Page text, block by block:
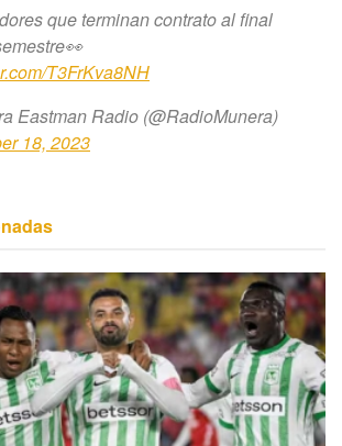
que terminan contrato al final
T3FrKva8NH
Eastman Radio (@RadioMunera)
18, 2023